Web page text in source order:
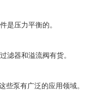
是压力平衡的。
滤器和溢流阀有货。
些泵有广泛的应用领域。